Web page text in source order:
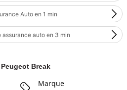
Auto en 1 min
assurance auto en 3 min
Break
Marque